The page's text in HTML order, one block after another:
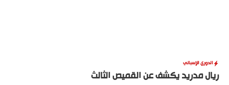
الدوري الإسباني
‏ريال مدريد يكشف عن القميص الثالث